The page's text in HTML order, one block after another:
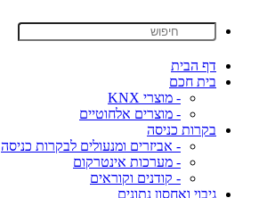
דף הבית
בית חכם
- מוצרי KNX
- מוצרים אלחוטיים
בקרות כניסה
- אביזרים ומנעולים לבקרות כניסה
- מערכות אינטרקום
- קודנים וקוראים
גיבוי ואחסון נתונים